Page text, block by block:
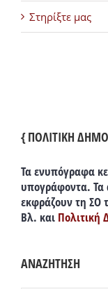
Στηρίξτε μας
{ ΠΟΛΙΤΙΚΗ
Τα ενυπόγραφα
υπογράφοντα. Τα
εκφράζουν τη ΣΟ
Βλ. και Πολιτική
ΑΝΑΖΗΤΗΣΗ